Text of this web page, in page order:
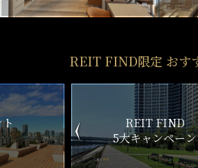
REIT FIND限定 おす
ン
リアルタイム
更新一覧チェッ